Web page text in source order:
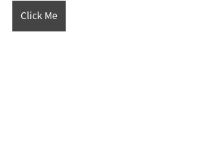
Click Me